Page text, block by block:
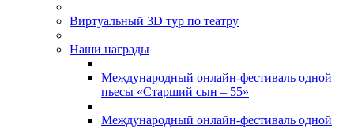
Виртуальный 3D тур по театру
Наши награды
Международный онлайн-фестиваль одной
пьесы «Старший сын – 55»
Международный онлайн-фестиваль одной